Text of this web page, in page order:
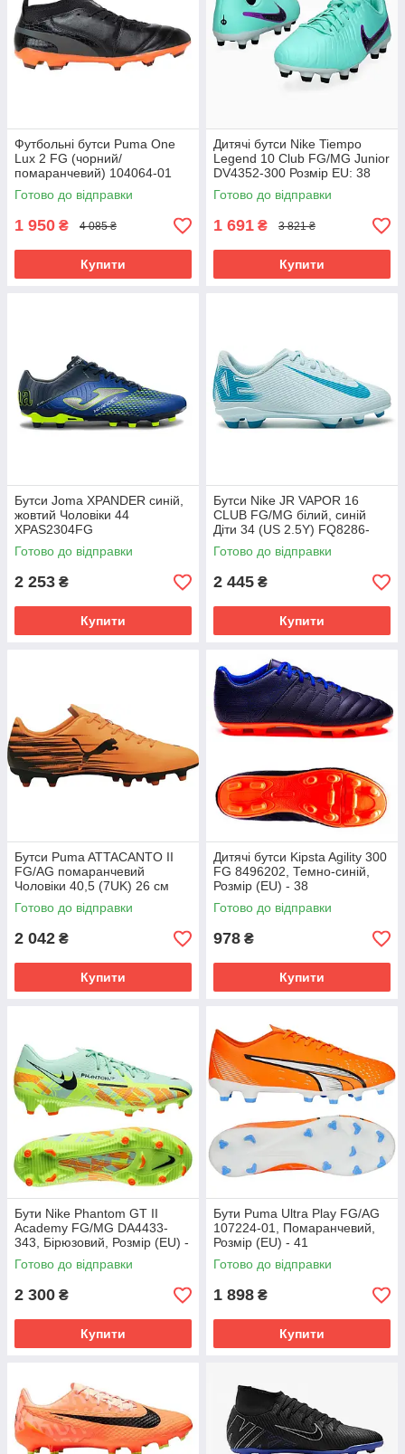
Футбольні бутси Puma One
Lux 2 FG (чорний/
помаранчевий) 104064-01
Розмір EU: 44
Готово до відправки
1 950 ₴ 4 085 ₴
Купити
Дитячі бутси Nike Tiempo
Legend 10 Club FG/MG Junior
DV4352-300 Розмір EU: 38
Готово до відправки
1 691 ₴ 3 821 ₴
Купити
Бутси Joma XPANDER синій,
жовтий Чоловіки 44
XPAS2304FG
Готово до відправки
2 253 ₴
Купити
Бутси Nike JR VAPOR 16
CLUB FG/MG білий, синій
Діти 34 (US 2.5Y) FQ8286-
400
Готово до відправки
2 445 ₴
Купити
Бутси Puma ATTACANTO II
FG/AG помаранчевий
Чоловіки 40,5 (7UK) 26 см
108493-04
Готово до відправки
2 042 ₴
Купити
Дитячі бутси Kipsta Agility 300
FG 8496202, Темно-синій,
Розмір (EU) - 38
Готово до відправки
978 ₴
Купити
Бути Nike Phantom GT II
Academy FG/MG DA4433-
343, Бірюзовий, Розмір (EU) -
45.5
Готово до відправки
2 300 ₴
Купити
Бути Puma Ultra Play FG/AG
107224-01, Помаранчевий,
Розмір (EU) - 41
Готово до відправки
1 898 ₴
Купити